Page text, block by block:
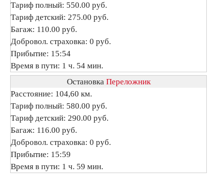
Тариф полный: 550.00 руб.
Тариф детский: 275.00 руб.
Багаж: 110.00 руб.
Добровол. страховка: 0 руб.
Прибытие: 15:54
Время в пути: 1 ч. 54 мин.
Остановка Переложник
Расстояние: 104,60 км.
Тариф полный: 580.00 руб.
Тариф детский: 290.00 руб.
Багаж: 116.00 руб.
Добровол. страховка: 0 руб.
Прибытие: 15:59
Время в пути: 1 ч. 59 мин.